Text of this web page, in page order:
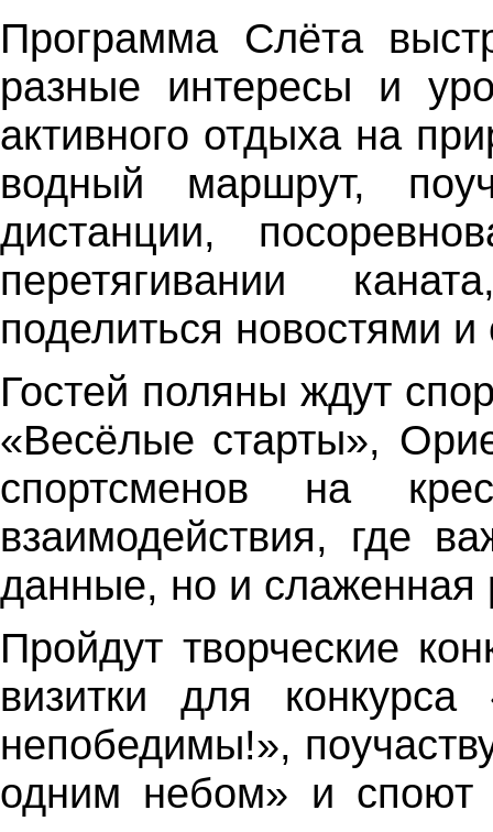
Программа Слёта
разные интересы и
активного отдыха на
водный маршрут,
дистанции,
перетягивании
поделиться новостями
Гостей поляны ждут
«Весёлые старты»,
спортсменов на
взаимодействия, где
данные, но и слаженная
Пройдут творческие
визитки для
непобедимы!»,
одним небом» и споют